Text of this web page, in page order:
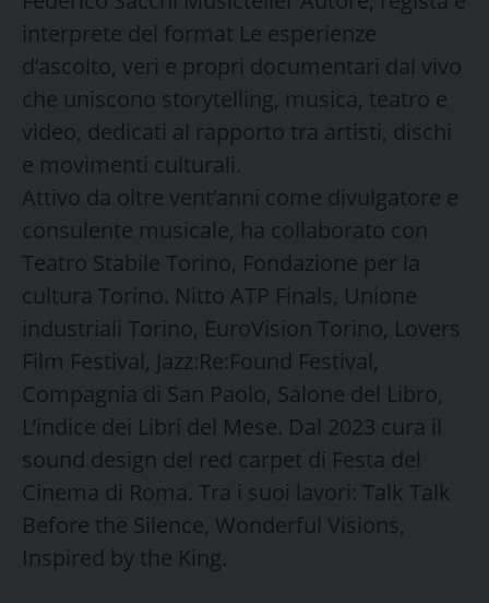
interprete del format Le esperienze
d’ascolto, veri e propri documentari dal vivo
che uniscono storytelling, musica, teatro e
video, dedicati al rapporto tra artisti, dischi
e movimenti culturali.
Attivo da oltre vent’anni come divulgatore e
consulente musicale, ha collaborato con
Teatro Stabile Torino, Fondazione per la
cultura Torino. Nitto ATP Finals, Unione
industriali Torino, EuroVision Torino, Lovers
Film Festival, Jazz:Re:Found Festival,
Compagnia di San Paolo, Salone del Libro,
L’indice dei Libri del Mese. Dal 2023 cura il
sound design del red carpet di Festa del
Cinema di Roma. Tra i suoi lavori: Talk Talk
Before the Silence, Wonderful Visions,
Inspired by the King.